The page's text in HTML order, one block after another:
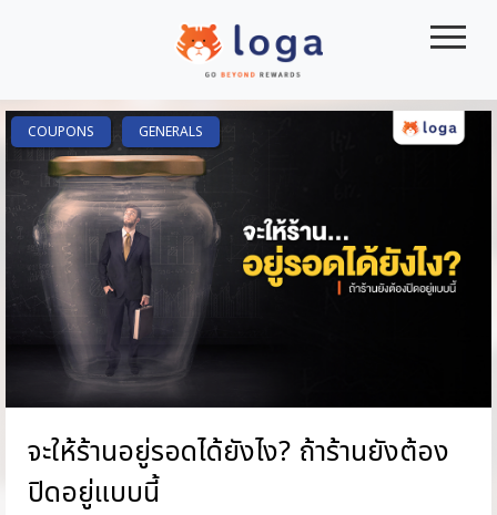
|||
COUPONS GENERALS
จะให้ร้านอยู่รอดได้ยังไง? ถ้าร้านยังต้อง
ปิดอยู่แบบนี้